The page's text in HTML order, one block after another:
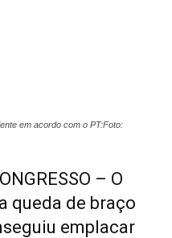
em acordo com o PT:Foto:
– O
queda de braço
emplacar